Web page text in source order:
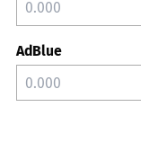
AdBlue